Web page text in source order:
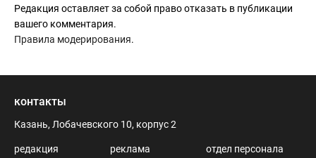
Редакция оставляет за собой право отказать в публикации
вашего комментария.
Правила модерирования.
контакты
Казань, Лобачевского 10, корпус 2
редакция
реклама
отдел персонала